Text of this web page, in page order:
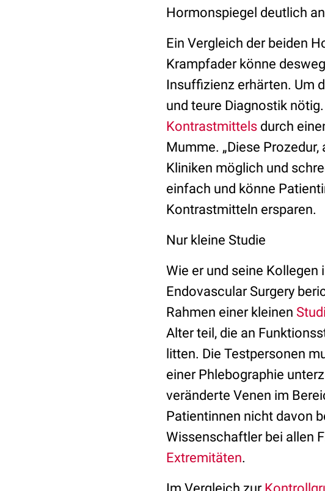
Hormonspiegel deutlich
Ein Vergleich der beiden
Krampfader könne
Insuffizienz erhärten. Um
und teure Diagnostik
Kontrastmittels durch
Mumme. „Diese Prozedur,
Kliniken möglich und
einfach und könne
Kontrastmitteln ersparen.
Nur kleine Studie
Wie er und seine
Endovascular Surgery
Rahmen einer kleinen
Alter teil, die an
litten. Die Testpersonen
einer Phlebographie
veränderte Venen im
Patientinnen nicht davon
Wissenschaftler bei allen
Extremitäten.